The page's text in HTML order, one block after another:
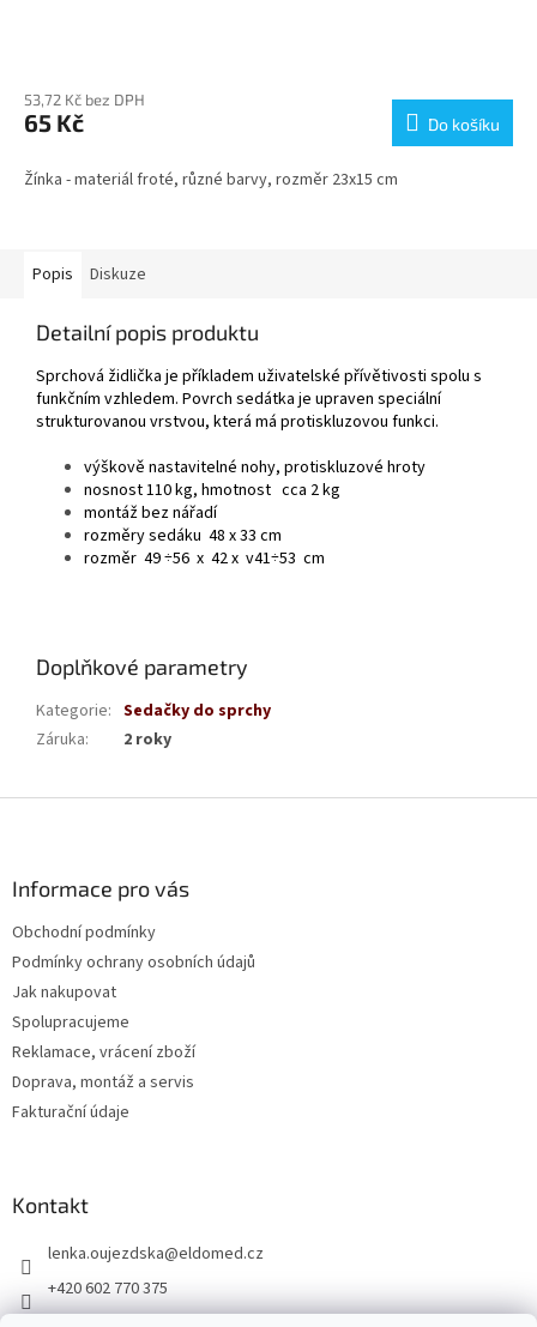
produktu
je
z
53,72 Kč bez DPH
65 Kč Do košíku
Žínka - materiál froté, různé barvy, rozměr 23x15 cm
Popis Diskuze
Detailní popis produktu
Sprchová židlička je příkladem uživatelské přívětivosti spolu s
funkčním vzhledem. Povrch sedátka je upraven speciální
strukturovanou vrstvou, která má protiskluzovou funkci.
výškově nastavitelné nohy, protiskluzové hroty
nosnost 110 kg, hmotnost cca 2 kg
montáž bez nářadí
rozměry sedáku 48 x 33 cm
rozměr 49 ÷56 x 42 x v41÷53 cm
Doplňkové parametry
Kategorie: Sedačky do sprchy
Záruka: 2 roky
Informace pro vás
Obchodní podmínky
Podmínky ochrany osobních údajů
Jak nakupovat
Spolupracujeme
Reklamace, vrácení zboží
Doprava, montáž a servis
Fakturační údaje
Kontakt
lenka.oujezdska@eldomed.cz
+420 602 770 375